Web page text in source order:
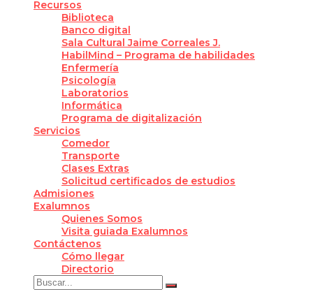
Recursos
Biblioteca
Banco digital
Sala Cultural Jaime Correales J.
HabilMind – Programa de habilidades
Enfermería
Psicología
Laboratorios
Informática
Programa de digitalización
Servicios
Comedor
Transporte
Clases Extras
Solicitud certificados de estudios
Admisiones
Exalumnos
Quienes Somos
Visita guiada Exalumnos
Contáctenos
Cómo llegar
Directorio